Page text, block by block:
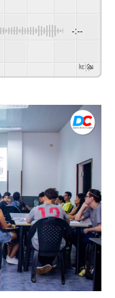
-:--
GSpeech